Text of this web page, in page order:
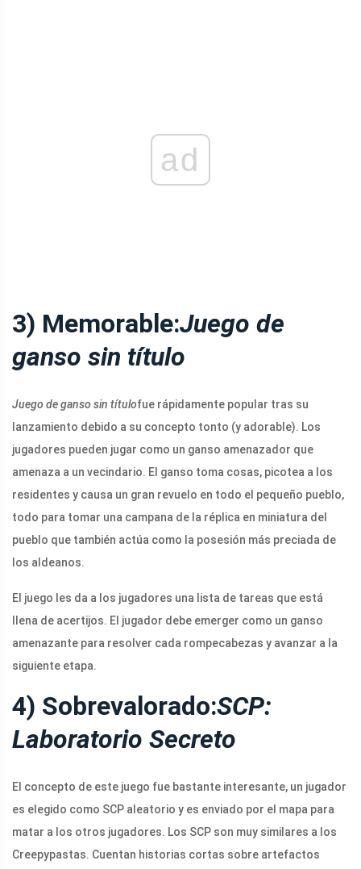
ad
3) Memorable:Juego de
ganso sin título
Juego de ganso sin títulofue rápidamente popular tras su
lanzamiento debido a su concepto tonto (y adorable). Los
jugadores pueden jugar como un ganso amenazador que
amenaza a un vecindario. El ganso toma cosas, picotea a los
residentes y causa un gran revuelo en todo el pequeño pueblo,
todo para tomar una campana de la réplica en miniatura del
pueblo que también actúa como la posesión más preciada de
los aldeanos.
El juego les da a los jugadores una lista de tareas que está
llena de acertijos. El jugador debe emerger como un ganso
amenazante para resolver cada rompecabezas y avanzar a la
siguiente etapa.
4) Sobrevalorado:SCP:
Laboratorio Secreto
El concepto de este juego fue bastante interesante, un jugador
es elegido como SCP aleatorio y es enviado por el mapa para
matar a los otros jugadores. Los SCP son muy similares a los
Creepypastas. Cuentan historias cortas sobre artefactos